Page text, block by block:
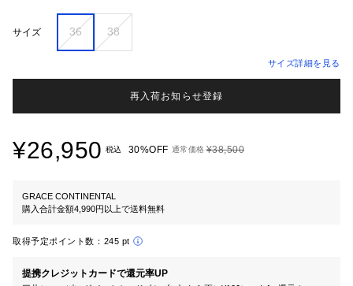
サイズ 36 38
サイズ詳細を見る
再入荷お知らせ登録
¥26,950 税込 30%OFF 通常価格 ¥38,500
GRACE CONTINENTAL
購入合計金額4,990円以上で送料無料
取得予定ポイント数： 245 pt
提携クレジットカードで還元率UP